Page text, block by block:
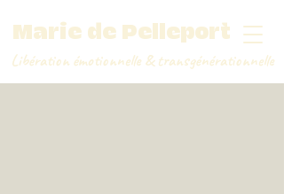
Marie de Pelleport
Libération émotionnelle &transgénérationnelle